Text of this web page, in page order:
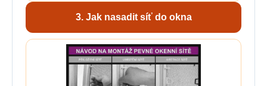
3. Jak nasadit síť do okna